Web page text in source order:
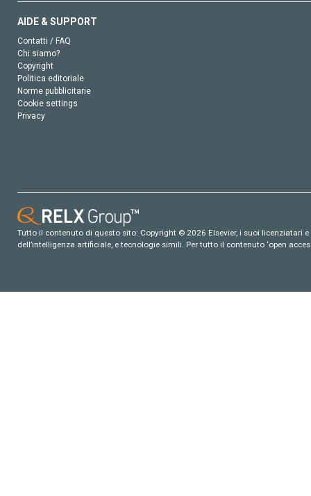
AIDE & SUPPORT
Contatti / FAQ
Chi siamo?
Copyright
Politica editoriale
Norme pubblicitarie
Cookie settings
Privacy
Tutto il contenuto di questo sito: Copyright © 2026 Elsevier, i suoi
dell’intelligenza artificiale, e tecnologie simili. Per tutto il contenuto ‘open